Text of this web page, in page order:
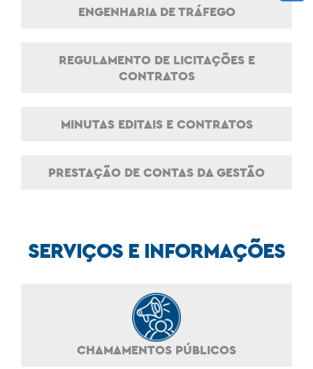
ENGENHARIA DE TRÁFEGO
REGULAMENTO DE LICITAÇÕES E
CONTRATOS
MINUTAS EDITAIS E CONTRATOS
PRESTAÇÃO DE CONTAS DA GESTÃO
SERVIÇOS E INFORMAÇÕES
CHAMAMENTOS PÚBLICOS